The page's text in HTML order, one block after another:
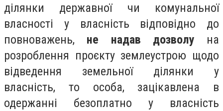
ділянки державної чи комунальної
власності у власність відповідно до
повноважень, не надав дозволу на
розроблення проєкту землеустрою щодо
відведення земельної ділянки у
власність, то особа, зацікавлена в
одержанні безоплатно у власність